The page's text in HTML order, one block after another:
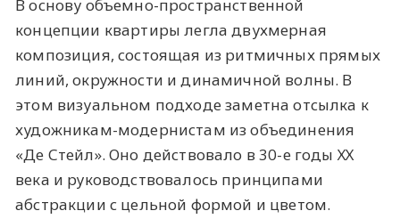
В основу объемно-пространственной
концепции квартиры легла двухмерная
композиция, состоящая из ритмичных прямых
линий, окружности и динамичной волны. В
этом визуальном подходе заметна отсылка к
художникам-модернистам из объединения
«Де Стейл». Оно действовало в 30-е годы ХХ
века и руководствовалось принципами
абстракции с цельной формой и цветом.